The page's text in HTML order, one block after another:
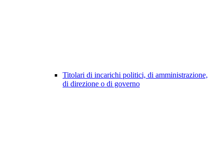
Titolari di incarichi politici, di amministrazione,
di direzione o di governo